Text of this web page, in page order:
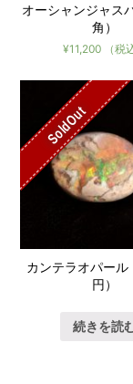
オーシャンジャ
角）
¥11,200 （税
カンテラオパー
円）
SoldOut
続きを読